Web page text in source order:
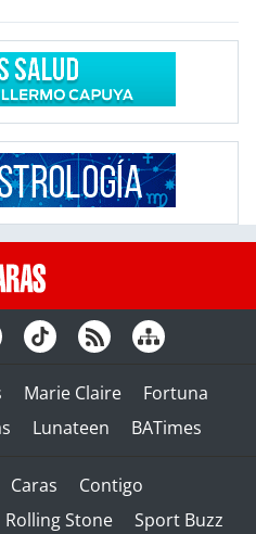
Marie Claire
Fortuna
Lunateen BATimes
Caras
Contigo
Rolling Stone
Sport Buzz